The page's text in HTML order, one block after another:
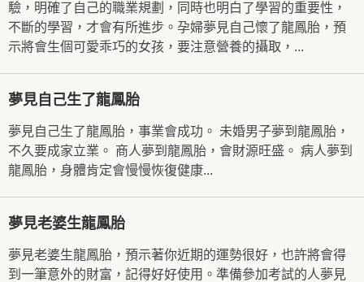
驗，明確了自己的職業規劃，同時也明白了學習的重要性，
不斷的學習，才會有所進步。孕婦夢見自己懷了龍鳳胎，預
示將會生個可愛乖巧的女孩，要注意營養的攝取，...
夢見自己生了龍鳳胎
夢見自己生了龍鳳胎，事業會成功。 未婚男子夢到龍鳳胎，
不久要成家立業。 商人夢到龍鳳胎，會財源旺盛。 病人夢到
龍鳳胎，身體肯定會慢慢恢復健康...
夢見老婆生龍鳳胎
夢見老婆生龍鳳胎，預示著你近期的運勢很好，也許將會得
到一筆意外的財富，記得好好使用。準備參加考試的人夢見